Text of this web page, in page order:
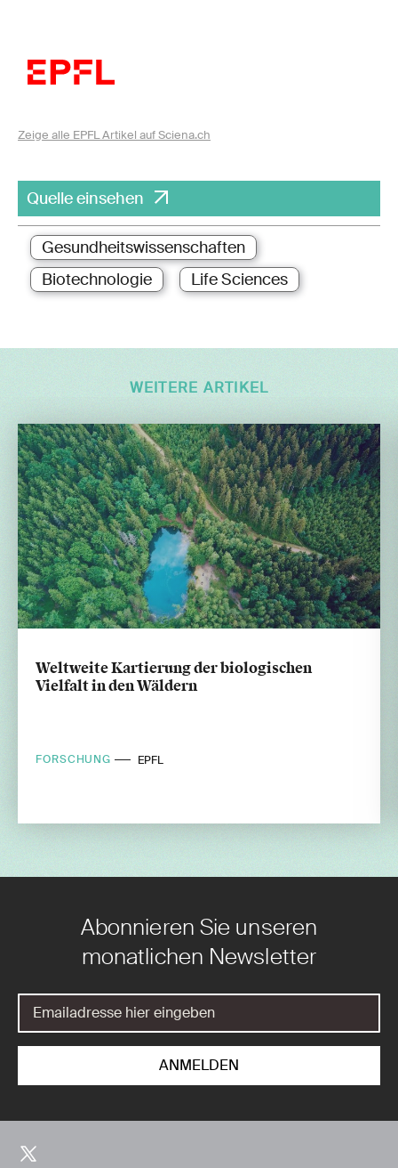
Zeige alle EPFL Artikel auf Sciena.ch
Quelle einsehen
Gesundheitswissenschaften
Biotechnologie
Life Sciences
WEITERE ARTIKEL
Weltweite Kartierung der biologischen
Vielfalt in den Wäldern
FORSCHUNG EPFL
Abonnieren Sie unseren
monatlichen Newsletter